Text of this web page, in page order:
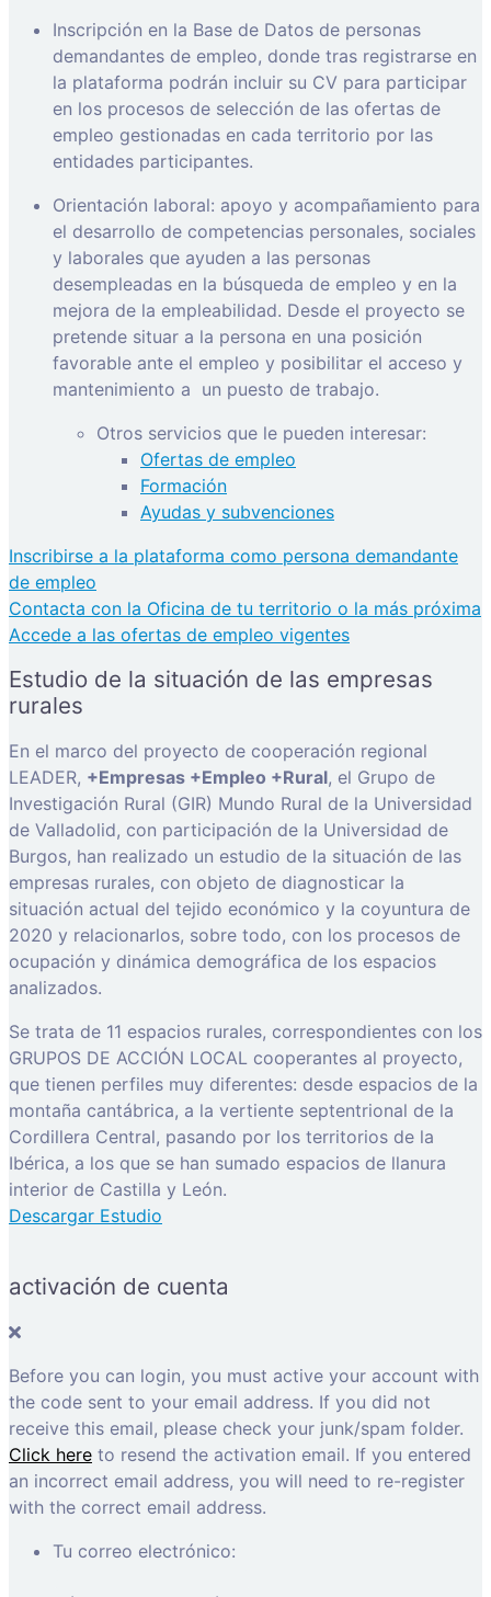
Inscripción en la Base de Datos de personas
demandantes de empleo, donde tras registrarse en
la plataforma podrán incluir su CV para participar
en los procesos de selección de las ofertas de
empleo gestionadas en cada territorio por las
entidades participantes.
Orientación laboral: apoyo y acompañamiento para
el desarrollo de competencias personales, sociales
y laborales que ayuden a las personas
desempleadas en la búsqueda de empleo y en la
mejora de la empleabilidad. Desde el proyecto se
pretende situar a la persona en una posición
favorable ante el empleo y posibilitar el acceso y
mantenimiento a un puesto de trabajo.
Otros servicios que le pueden interesar:
Ofertas de empleo
Formación
Ayudas y subvenciones
Inscribirse a la plataforma como persona demandante
de empleo
Contacta con la Oficina de tu territorio o la más próxima
Accede a las ofertas de empleo vigentes
Estudio de la situación de las empresas
rurales
En el marco del proyecto de cooperación regional
LEADER, +Empresas +Empleo +Rural, el Grupo de
Investigación Rural (GIR) Mundo Rural de la Universidad
de Valladolid, con participación de la Universidad de
Burgos, han realizado un estudio de la situación de las
empresas rurales, con objeto de diagnosticar la
situación actual del tejido económico y la coyuntura de
2020 y relacionarlos, sobre todo, con los procesos de
ocupación y dinámica demográfica de los espacios
analizados.
Se trata de 11 espacios rurales, correspondientes con los
GRUPOS DE ACCIÓN LOCAL cooperantes al proyecto,
que tienen perfiles muy diferentes: desde espacios de la
montaña cantábrica, a la vertiente septentrional de la
Cordillera Central, pasando por los territorios de la
Ibérica, a los que se han sumado espacios de llanura
interior de Castilla y León.
Descargar Estudio
activación de cuenta
Before you can login, you must active your account with
the code sent to your email address. If you did not
receive this email, please check your junk/spam folder.
Click here to resend the activation email. If you entered
an incorrect email address, you will need to re-register
with the correct email address.
Tu correo electrónico: